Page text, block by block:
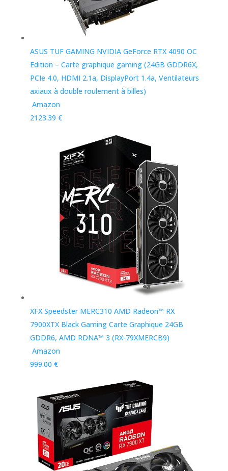
ASUS TUF GAMING NVIDIA GeForce RTX 4090 OC
Edition – Carte graphique gaming (24GB GDDR6X,
PCIe 4.0, HDMI 2.1a, DisplayPort 1.4a, Ventilateurs
axiaux à double roulement à billes)
2123.39 €
XFX Speedster MERC310 AMD Radeon™ RX
7900XTX Black Gaming Carte Graphique 24GB
GDDR6, AMD RDNA™ 3 (RX-79XMERCB9)
999.00 €